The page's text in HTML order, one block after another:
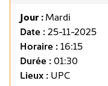
Jour :Mardi
Date :25-11-2025
Horaire :16:15
Durée :01:30
Lieux : UPC